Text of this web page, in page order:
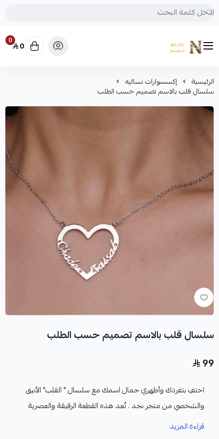
متجر نجد
0 0
الرئيسية إكسسوارات نسائيه
سلسال قلب بالاسم تصميم حسب الطلب
سلسال قلب بالاسم تصميم حسب الطلب
99
احتفِ بتفردك وأظهري جمال اسمك مع سلسال " القلب" الأنيق
والشخصي من متجر نجد . تُعد هذه القطعة الرقيقة والعصرية
قراءة المزيد